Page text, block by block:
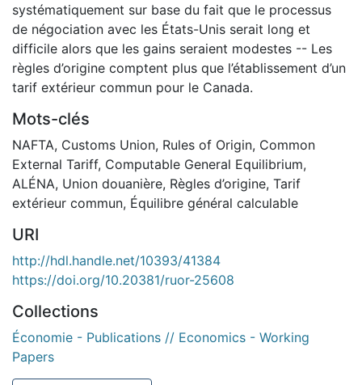
systématiquement sur base du fait que le processus
de négociation avec les États-Unis serait long et
difficile alors que les gains seraient modestes -- Les
règles d’origine comptent plus que l’établissement d’un
tarif extérieur commun pour le Canada.
Mots-clés
NAFTA, Customs Union, Rules of Origin, Common
External Tariff, Computable General Equilibrium,
ALÉNA, Union douanière, Règles d’origine, Tarif
extérieur commun, Équilibre général calculable
URI
http://hdl.handle.net/10393/41384
https://doi.org/10.20381/ruor-25608
Collections
Économie - Publications // Economics - Working
Papers